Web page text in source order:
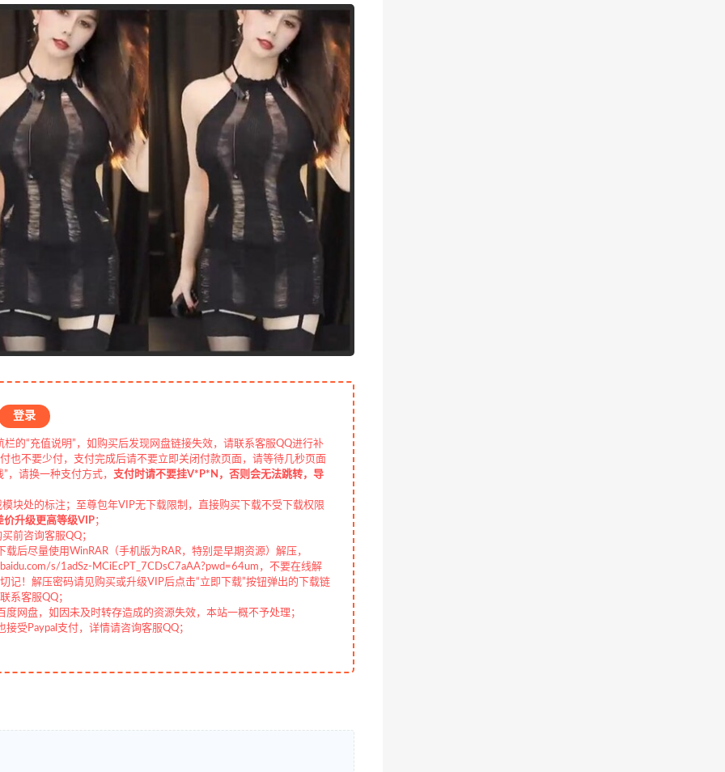
登录
的“充值说明”，如购买后发现网盘链接失效，请联系客服QQ进行补
也不要少付，支付完成后请不要立即关闭付款页面，请等待几秒页面
，请换一种支付方式， 支付时请不要挂V*P*N，否则会无法跳转，导
块处的标注；至尊包年VIP无下载限制，直接购买下载不受下载权限
价升级更高等级VIP；
前咨询客服QQ；
后尽量使用WinRAR（手机版为RAR，特别是早期资源）解压，
s/1adSz-MCiEcPT_7CDsC7aAA?pwd=64um，不要在线解
记！解压密码请见购买或升级VIP后点击“立即下载”按钮弹出的下载链
系客服QQ；
网盘，如因未及时转存造成的资源失效，本站一概不予处理；
受Paypal支付，详情请咨询客服QQ；